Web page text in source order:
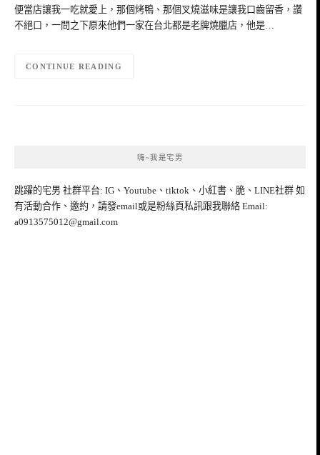
便當店讓我一吃就愛上，那個烤鴨、那個叉燒滋味是讓我口齒留香，讚
不絕口，一問之下原來他們一家在台北都是老牌燒臘店，他是…
CONTINUE READING
嗨~我是宅男
跳躍的宅男 社群平台: IG、Youtube、tiktok、小紅書、脆、LINE社群 如
有活動合作、邀約，請發email或是粉絲頁私訊跟我聯絡 Email:
a0913575012@gmail.com